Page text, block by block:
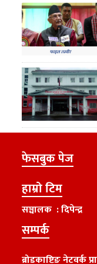
फेसबुक पेज
हाम्रो टिम
सञ्चालक : दिपेन्द्र
सम्पर्क
ब्रोडकाष्टिङ नेटवर्क